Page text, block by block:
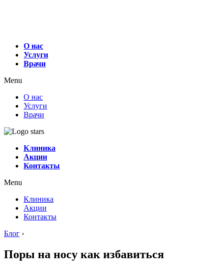
О нас
Услуги
Врачи
Menu
О нас
Услуги
Врачи
Клиника
Акции
Контакты
Menu
Клиника
Акции
Контакты
Блог ›
Поры на носу как избавиться